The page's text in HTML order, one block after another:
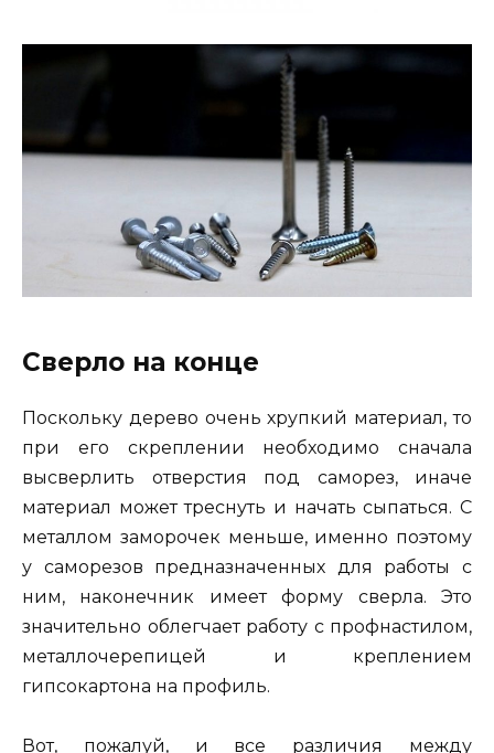
Сверло на конце
Поскольку дерево очень хрупкий материал, то
при его скреплении необходимо сначала
высверлить отверстия под саморез, иначе
материал может треснуть и начать сыпаться. С
металлом заморочек меньше, именно поэтому
у саморезов предназначенных для работы с
ним, наконечник имеет форму сверла. Это
значительно облегчает работу с профнастилом,
металлочерепицей и креплением
гипсокартона на профиль.
Вот, пожалуй, и все различия между